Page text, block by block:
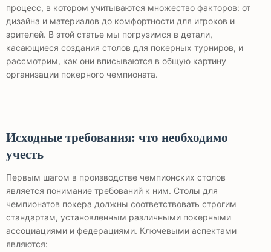
процесс, в котором учитываются множество факторов: от
дизайна и материалов до комфортности для игроков и
зрителей. В этой статье мы погрузимся в детали,
касающиеся создания столов для покерных турниров, и
рассмотрим, как они вписываются в общую картину
организации покерного чемпионата.
Исходные требования: что необходимо
учесть
Первым шагом в производстве чемпионских столов
является понимание требований к ним. Столы для
чемпионатов покера должны соответствовать строгим
стандартам, установленным различными покерными
ассоциациями и федерациями. Ключевыми аспектами
являются: